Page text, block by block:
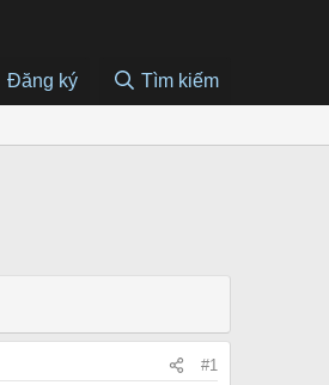
Đăng ký Tìm kiếm
#1